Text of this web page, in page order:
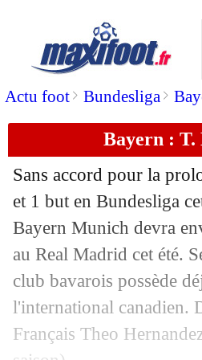
Actu foot> Bundesliga>
Bayern : T.
Sans accord pour la
et 1 but en Bundesliga
Bayern Munich devra
au Real Madrid cet été.
club bavarois possède
l'international canadien.
Français Theo
: Lorient-
24/02 PSG:
: Y. Adli
24/02 Liverpool: la
24/02 PSG: Mbappé,
24/02 Chelsea : Klopp,
24/02 PSG: Liverpool
24/02 PSG: Zaïre-